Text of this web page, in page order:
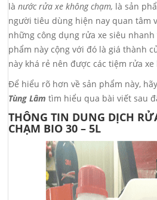
lànước rửa xe không chạm, là sản
người tiêu dùng hiện nay quan tâm
những công dụng rửa xe siêu
phẩm này cộng với đó là giá thành
này khá rẻ nên được các tiệm rửa
Để hiểu rõ hơn về sản phẩm này,
Tùng Lâm tìm hiểu qua bài viết sau
THÔNG TIN DUNG DỊCH
CHẠM BIO 30 – 5L